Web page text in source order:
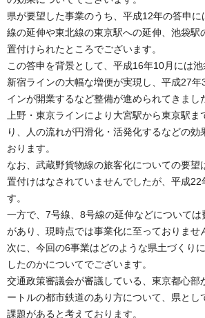
県が要望した事業のうち、平成12年の答申
線の延伸や東北線の東京駅への延伸、池袋駅
置付けられたところでございます。
この答申を背景として、平成16年10月には
新宿ラインの大幅な増便が実現し、平成27年
インが開業するなど整備が進められてきまし
上野・東京ラインにより大宮駅から東京駅
り、人の流れが円滑化・活発化するなどの効
おります。
なお、武蔵野貨物線の旅客化についての要望
置付けはなされていませんでしたが、平成
す。
一方で、7号線、8号線の延伸などについては
があり、現時点では事業化に至っておりませ
次に、今回の6事業はどのような県土づくり
したのかについてでございます。
交通政策審議会が審議している、東京都心部
ートルの都市鉄道のあり方について、県とし
課題があると考えております。